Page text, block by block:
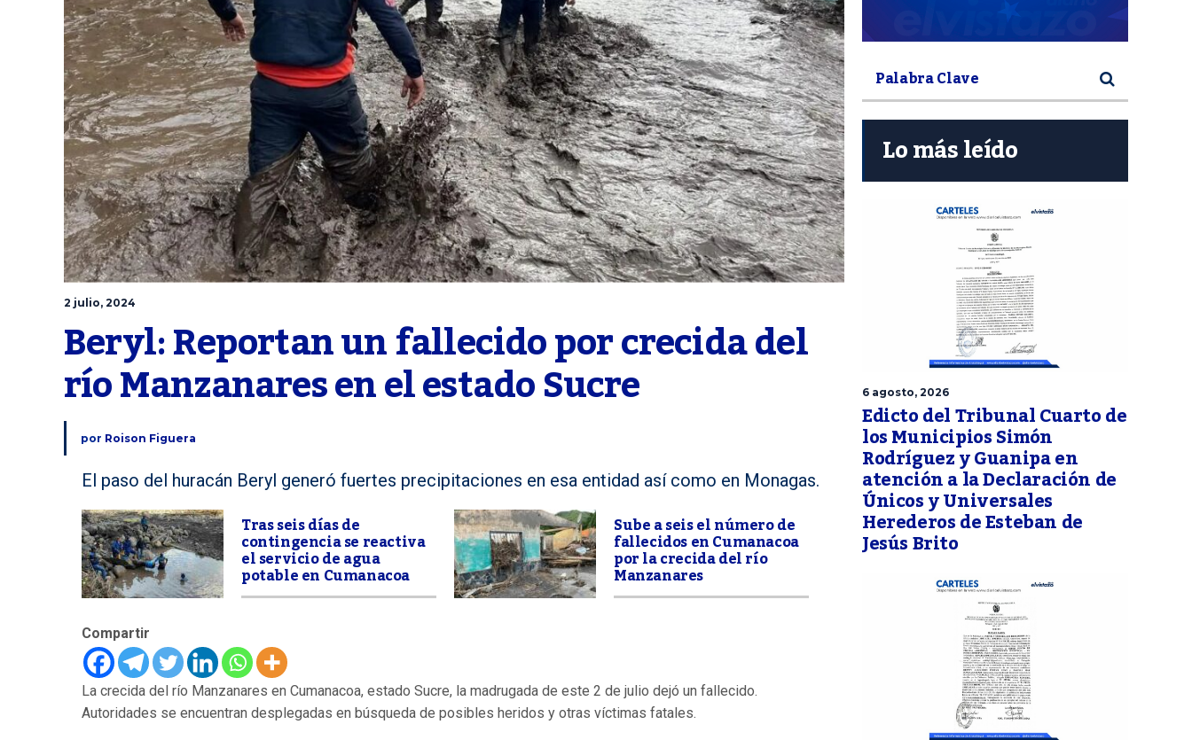
2 julio, 2024
Beryl: Reportan un fallecido por crecida del
río Manzanares en el estado Sucre
por Roison Figuera
El paso del huracán Beryl generó fuertes precipitaciones en esa entidad así como en Monagas.
Tras seis días de
contingencia se reactiva
el servicio de agua
potable en Cumanacoa
Sube a seis el número de
fallecidos en Cumanacoa
por la crecida del río
Manzanares
Compartir
La crecida del río Manzanares en Cumanacoa, estado Sucre, la madrugada de este 2 de julio dejó un fallecido.
Autoridades se encuentran desplegadas en búsqueda de posibles heridos y otras víctimas fatales.
Lo más leído
6 agosto, 2026
Edicto del Tribunal Cuarto de
los Municipios Simón
Rodríguez y Guanipa en
atención a la Declaración de
Únicos y Universales
Herederos de Esteban de
Jesús Brito